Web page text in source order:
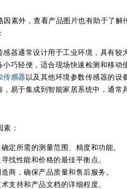
因素外，查看产品图片也有助于了
感器通常设计用于工业环境，具有较
小巧轻便，适合现场快速检测和移动
传感器以及其他环境参数传感器的设
，易于集成到智能家居系统中，通常
：
定所需的测量范围、精度和功能。
找性能和价格的最佳平衡点。
商，确保产品质量和售后服务。
支持和产品文档的详细程度。